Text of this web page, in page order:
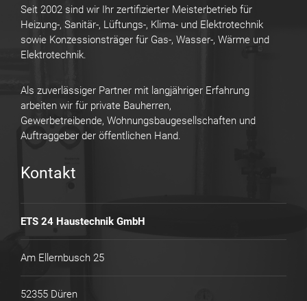
Seit 2002 sind wir Ihr zertifizierter Meisterbetrieb für
Heizung-, Sanitär-, Lüftungs-, Klima- und Elektrotechnik
sowie Konzessionsträger für Gas-, Wasser-, Wärme und
Elektrotechnik.
Als zuverlässiger Partner mit langjähriger Erfahrung
arbeiten wir für private Bauherren,
Gewerbetreibende, Wohnungsbaugesellschaften und
Auftraggeber der öffentlichen Hand.
Kontakt
ETS 24 Haustechnik GmbH
Am Ellernbusch 25
52355 Düren